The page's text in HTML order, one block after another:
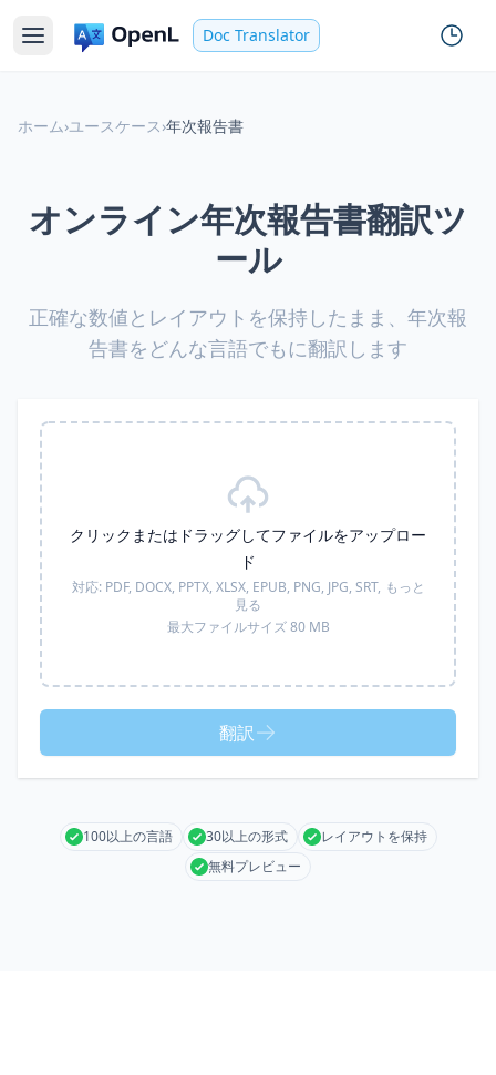
Doc Translator
ホーム›ユースケース›年次報告書
オンライン年次報告書翻訳ツ
ール
正確な数値とレイアウトを保持したまま、年次報
告書をどんな言語でもに翻訳します
クリックまたはドラッグしてファイルをアップロー
ド
対応: PDF, DOCX, PPTX, XLSX, EPUB, PNG, JPG, SRT, もっと
見る
最大ファイルサイズ 80 MB
翻訳
100以上の言語 30以上の形式
レイアウトを保持
無料プレビュー